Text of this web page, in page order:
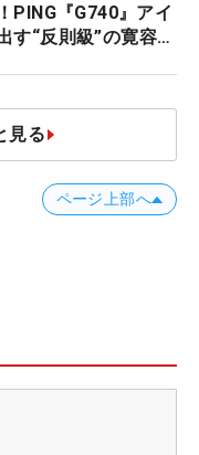
PING『G740』アイ
す“反則級”の寛容性
見る
ページ上部へ